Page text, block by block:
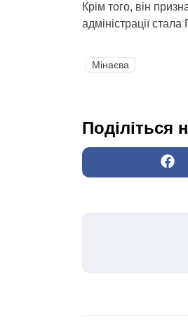
Крім того, він
адміністрації
Мінаєва
Поділіться